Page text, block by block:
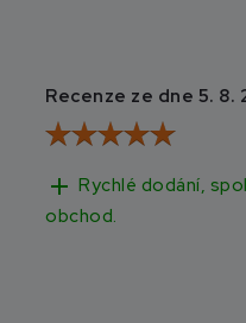
Recenze ze dne 5. 8.
add Rychlé dodání,
obchod.